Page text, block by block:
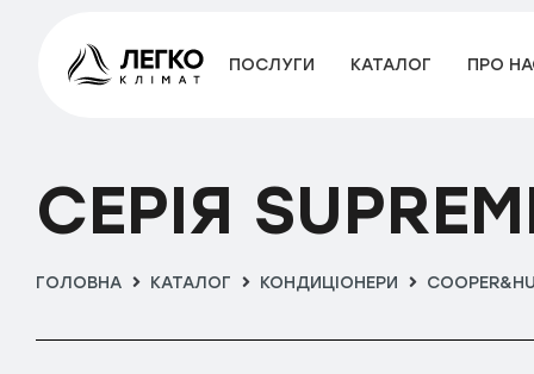
ПОСЛУГИ КАТАЛОГ ПРО
СЕРІЯ
ГОЛОВНА КАТАЛОГ КОНДИЦІОНЕРИ
Категорії
Hisense